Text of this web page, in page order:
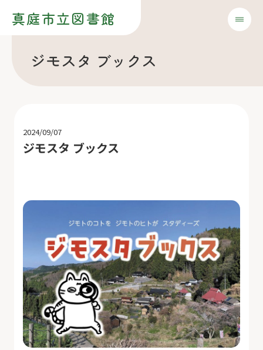
真庭市立図書館
ジモスタ ブックス
2024/09/07
ジモスタ ブックス